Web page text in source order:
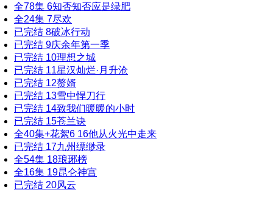
全78集 6知否知否应是绿肥
全24集 7尽欢
已完结 8破冰行动
已完结 9庆余年第一季
已完结 10理想之城
已完结 11星汉灿烂·月升沧
已完结 12赘婿
已完结 13雪中悍刀行
已完结 14致我们暖暖的小时
已完结 15苍兰诀
全40集+花絮6 16他从火光中走来
已完结 17九州缥缈录
全54集 18琅琊榜
全16集 19昆仑神宫
已完结 20风云